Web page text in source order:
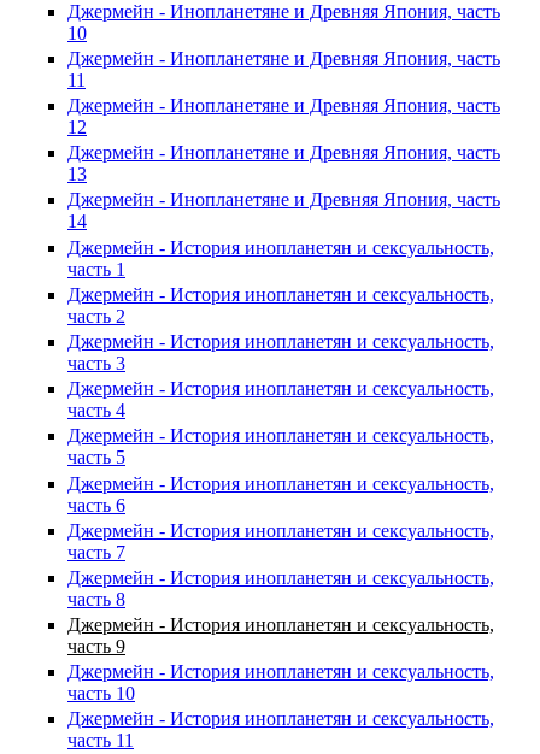
Джермейн - Инопланетяне и Древняя Япония, часть
10
Джермейн - Инопланетяне и Древняя Япония, часть
11
Джермейн - Инопланетяне и Древняя Япония, часть
12
Джермейн - Инопланетяне и Древняя Япония, часть
13
Джермейн - Инопланетяне и Древняя Япония, часть
14
Джермейн - История инопланетян и сексуальность,
часть 1
Джермейн - История инопланетян и сексуальность,
часть 2
Джермейн - История инопланетян и сексуальность,
часть 3
Джермейн - История инопланетян и сексуальность,
часть 4
Джермейн - История инопланетян и сексуальность,
часть 5
Джермейн - История инопланетян и сексуальность,
часть 6
Джермейн - История инопланетян и сексуальность,
часть 7
Джермейн - История инопланетян и сексуальность,
часть 8
Джермейн - История инопланетян и сексуальность,
часть 9
Джермейн - История инопланетян и сексуальность,
часть 10
Джермейн - История инопланетян и сексуальность,
часть 11